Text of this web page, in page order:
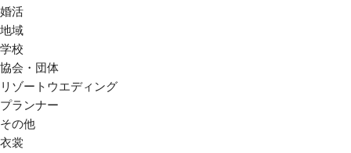
婚活
地域
学校
協会・団体
リゾートウエディング
プランナー
その他
衣裳